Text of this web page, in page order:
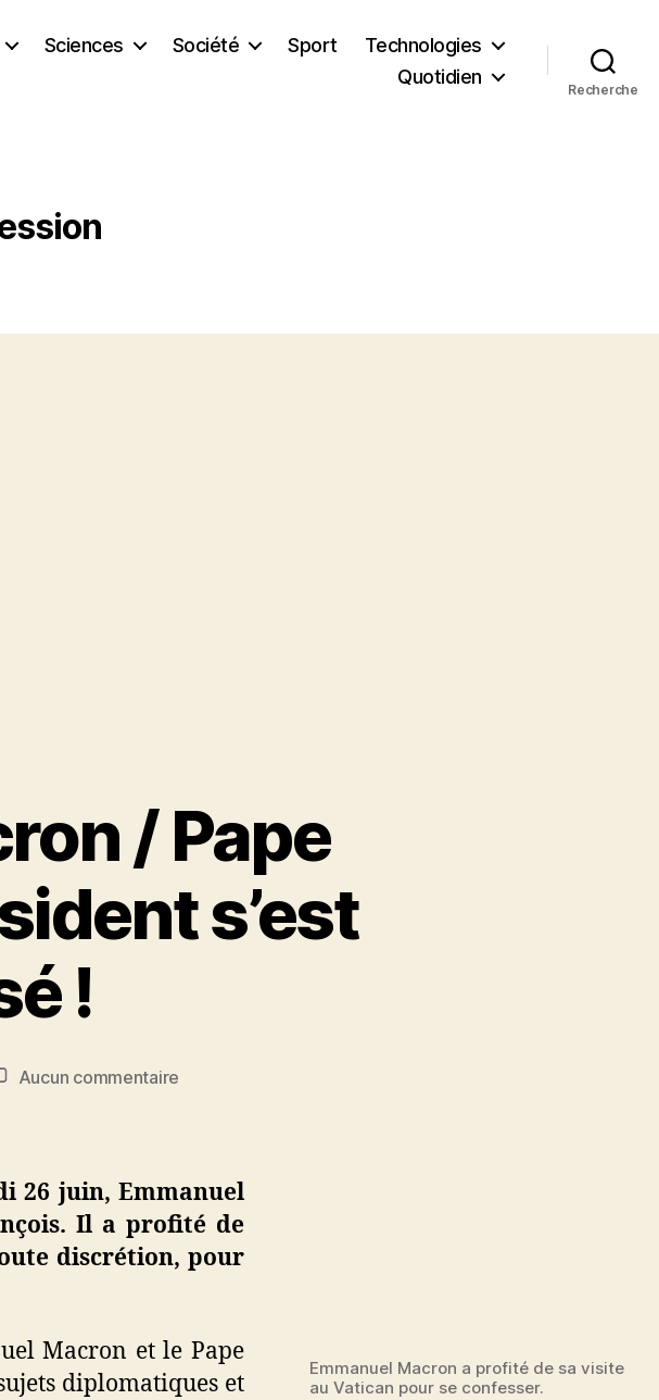
Sciences Société Sport
Technologies
Quotidien
Recherche
/ Pape
s’est
!
Aucun commentaire
François
:
le
confessé
!
26 juin, Emmanuel
Il a profité de
discrétion, pour
Emmanuel Macron a profité de sa visite
au Vatican pour se confesser.
Macron et le Pape
diplomatiques et